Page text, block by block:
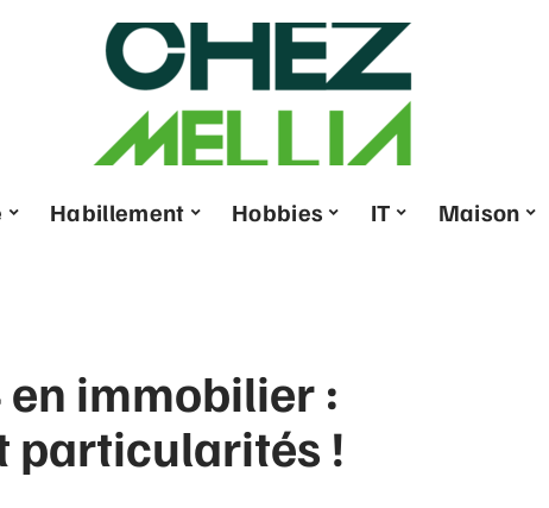
Habillement Hobbies IT Maison
immobilier :
particularités !